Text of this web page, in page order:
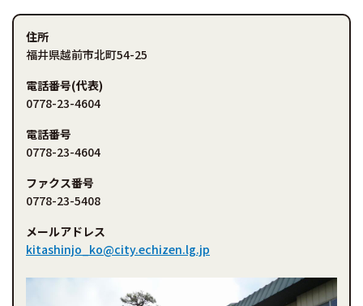
住所
福井県越前市北町54-25
電話番号(代表)
0778-23-4604
電話番号
0778-23-4604
ファクス番号
0778-23-5408
メールアドレス
kitashinjo_ko@city.echizen.lg.jp